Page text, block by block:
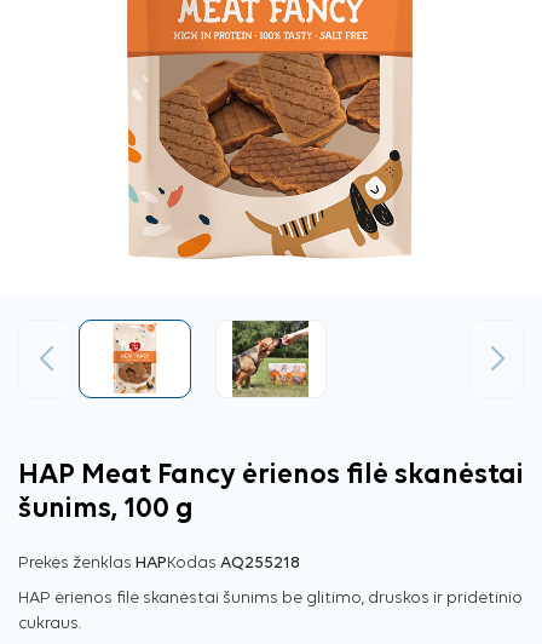
Ankstesnis Tęsti
HAP Meat Fancy ėrienos filė skanėstai
šunims, 100 g
Prekės ženklas HAPKodas AQ255218
HAP ėrienos filė skanėstai šunims be glitimo, druskos ir pridėtinio
cukraus.